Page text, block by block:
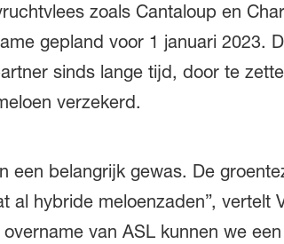
zoals Cantaloup en
gepland voor 1 januari 2023.
sinds lange tijd, door te
verzekerd.
een belangrijk gewas. De
al hybride meloenzaden”, vertelt
van ASL kunnen we